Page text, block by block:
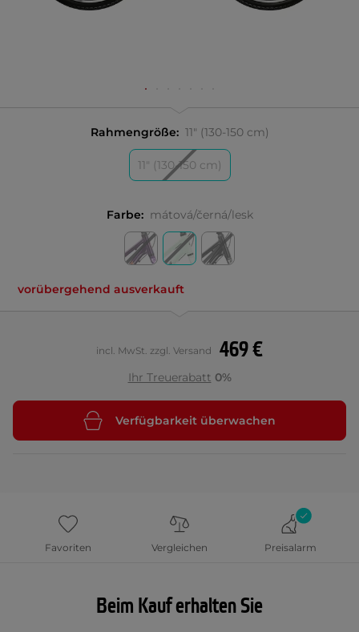
Rahmengröße: 11" (130-150 cm)
11" (130-150 cm)
Farbe: mátová/černá/lesk
vorübergehend ausverkauft
469 €
incl. MwSt. zzgl. Versand
Ihr Treuerabatt 0%
Verfügbarkeit überwachen
Favoriten Vergleichen Preisalarm
Beim Kauf erhalten Sie